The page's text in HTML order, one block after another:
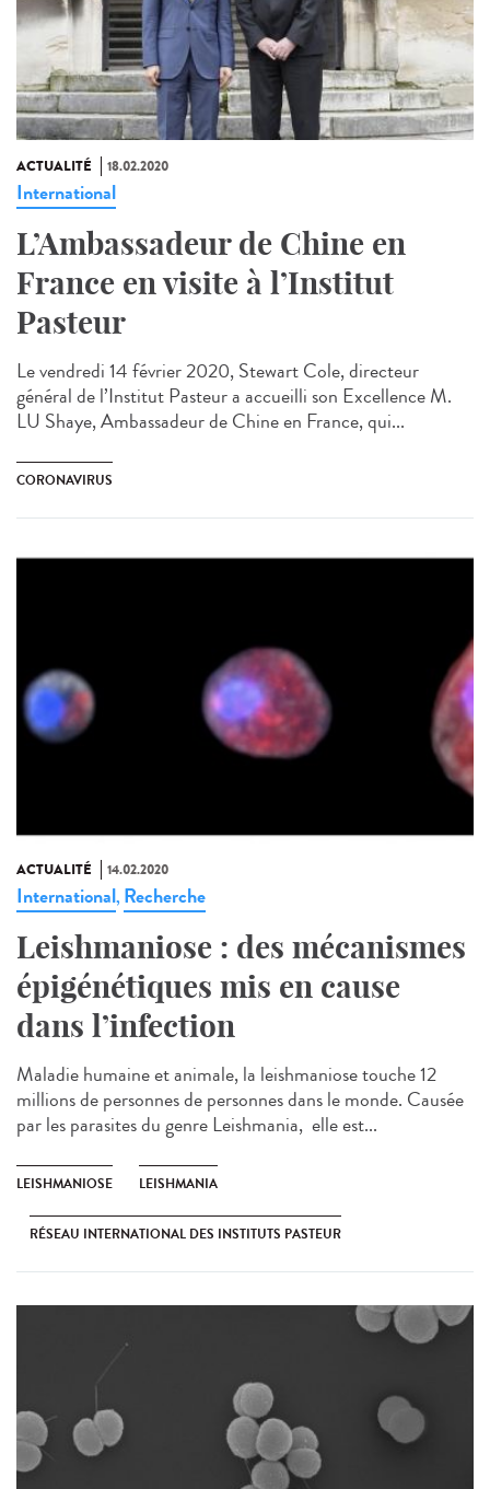
ACTUALITÉ 18.02.2020
International
L’Ambassadeur de Chine en
France en visite à l’Institut
Pasteur
Le vendredi 14 février 2020, Stewart Cole, directeur
général de l’Institut Pasteur a accueilli son Excellence M.
LU Shaye, Ambassadeur de Chine en France, qui...
CORONAVIRUS
ACTUALITÉ 14.02.2020
International, Recherche
Leishmaniose : des mécanismes
épigénétiques mis en cause
dans l’infection
Maladie humaine et animale, la leishmaniose touche 12
millions de personnes de personnes dans le monde. Causée
par les parasites du genre Leishmania, elle est...
LEISHMANIOSE LEISHMANIA
RÉSEAU INTERNATIONAL DES INSTITUTS PASTEUR